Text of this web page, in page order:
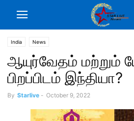
India News
ஆயுர்வேதம் மற்றும்
பிறப்பிடம் இந்தியா?
By Starlive - October 9, 2022